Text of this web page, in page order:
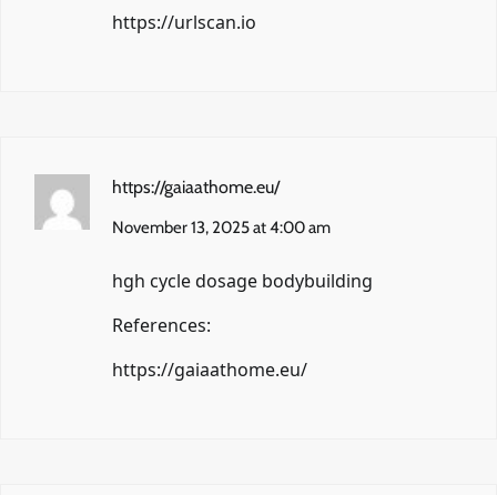
https://urlscan.io
https://gaiaathome.eu/
November 13, 2025 at 4:00 am
hgh cycle dosage bodybuilding
References:
https://gaiaathome.eu/